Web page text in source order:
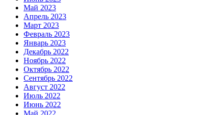
Май 2023
Апрель 2023
Март 2023
Февраль 2023
Январь 2023
Декабрь 2022
Ноябрь 2022
Октябрь 2022
Сентябрь 2022
Август 2022
Июль 2022
Июнь 2022
Май 2022